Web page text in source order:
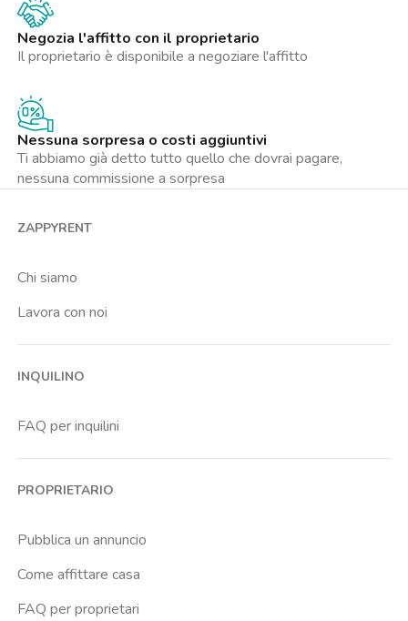
Negozia l'affitto con il proprietario
Il proprietario è disponibile a negoziare l'affitto
Nessuna sorpresa o costi aggiuntivi
Ti abbiamo già detto tutto quello che dovrai pagare,
nessuna commissione a sorpresa
ZAPPYRENT
Chi siamo
Lavora con noi
INQUILINO
FAQ per inquilini
PROPRIETARIO
Pubblica un annuncio
Come affittare casa
FAQ per proprietari